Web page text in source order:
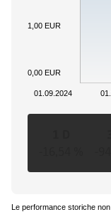
01.09.2024
0,00 EUR
1,00 EUR
Le performance storiche